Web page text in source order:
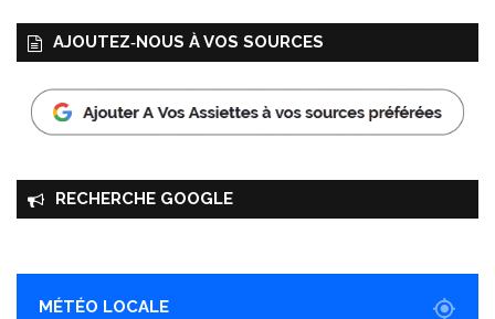
AJOUTEZ‑NOUS À VOS SOURCES
RECHERCHE GOOGLE
MÉTÉO LOCALE